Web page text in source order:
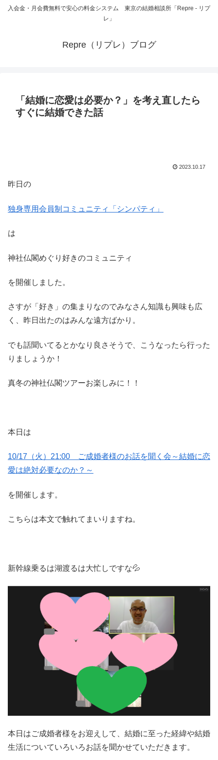
入会金・月会費無料で安心の料金システム 東京の結婚相談所「Repre - リプ
レ」
Repre（リプレ）ブログ
「結婚に恋愛は必要か？」を考え直したら
すぐに結婚できた話
2023.10.17
昨日の
独身専用会員制コミュニティ「シンパティ」
は
神社仏閣めぐり好きのコミュニティ
を開催しました。
さすが「好き」の集まりなのでみなさん知識も興味も広
く、昨日出たのはみんな遠方ばかり。
でも話聞いてるとかなり良さそうで、こうなったら行った
りましょうか！
真冬の神社仏閣ツアーお楽しみに！！
本日は
10/17（火）21:00 ご成婚者様のお話を聞く会～結婚に恋
愛は絶対必要なのか？～
を開催します。
こちらは本文で触れてまいりますね。
新幹線乗るは湖渡るは大忙しですな💦
本日はご成婚者様をお迎えして、結婚に至った経緯や結婚
生活についていろいろお話を聞かせていただきます。